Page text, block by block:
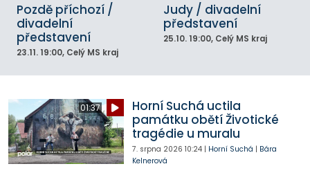
Pozdě příchozí /
divadelní
představení
23.11. 19:00, Celý MS kraj
Judy / divadelní
představení
25.10. 19:00, Celý MS kraj
01:37
Horní Suchá uctila
památku obětí Životické
tragédie u muralu
7. srpna 2026 10:24| Horní Suchá | Bára
Kelnerová